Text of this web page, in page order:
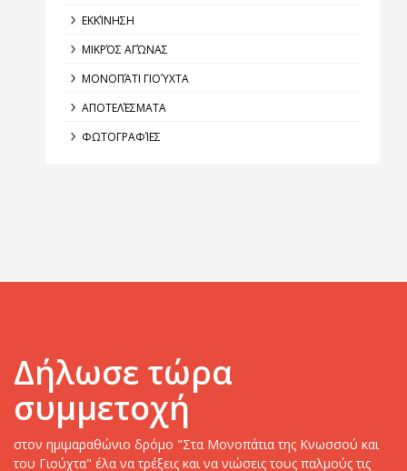
ΕΚΚΊΝΗΣΗ
ΜΙΚΡΌΣ ΑΓΏΝΑΣ
ΜΟΝΟΠΆΤΙ ΓΙΟΎΧΤΑ
ΑΠΟΤΕΛΈΣΜΑΤΑ
ΦΩΤΟΓΡΑΦΊΕΣ
Δήλωσε τώρα
συμμετοχή
στον ημιμαραθώνιο δρόμο "Στα Μονοπάτια της Κνωσσού και
του Γιούχτα" έλα να τρέξεις και να νιώσεις τους παλμούς τις